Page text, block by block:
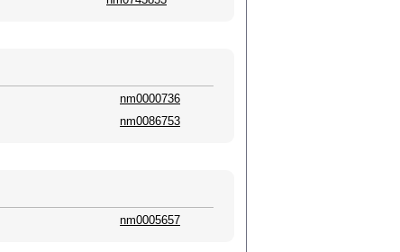
nm0000736
nm0086753
nm0005657